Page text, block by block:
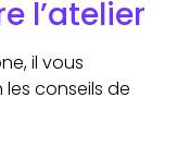
l’atelier
il vous
conseils de